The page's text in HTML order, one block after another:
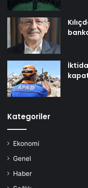
Kategoriler
Ekonomi
Genel
Haber